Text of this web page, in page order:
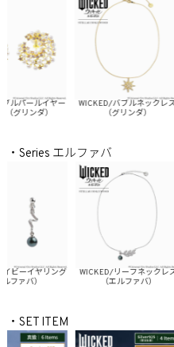
パールイヤー
リンダ）
WICKED/バブルネックレス
（グリンダ）
・Series エルファバ
ーイヤリング
ァバ）
WICKED/リーフネックレス
（エルファバ）
・SET ITEM